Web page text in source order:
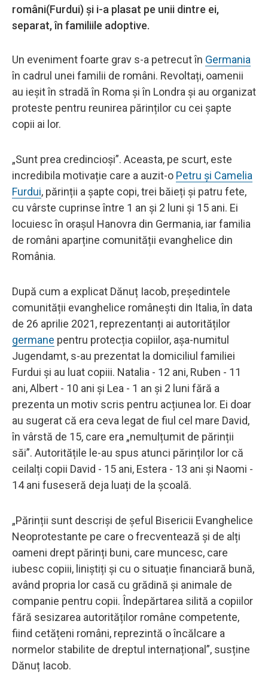
români(Furdui) și i-a plasat pe unii dintre ei,
separat, în familiile adoptive.
Un eveniment foarte grav s-a petrecut în Germania
în cadrul unei familii de români. Revoltați, oamenii
au ieșit în stradă în Roma și în Londra și au organizat
proteste pentru reunirea părinților cu cei șapte
copii ai lor.
„Sunt prea credincioși”. Aceasta, pe scurt, este
incredibila motivație care a auzit-o Petru și Camelia
Furdui, părinții a șapte copi, trei băieți și patru fete,
cu vârste cuprinse între 1 an și 2 luni și 15 ani. Ei
locuiesc în orașul Hanovra din Germania, iar familia
de români aparține comunității evanghelice din
România.
După cum a explicat Dănuț Iacob, președintele
comunității evanghelice românești din Italia, în data
de 26 aprilie 2021, reprezentanți ai autorităților
germane pentru protecția copiilor, așa-numitul
Jugendamt, s-au prezentat la domiciliul familiei
Furdui și au luat copiii. Natalia - 12 ani, Ruben - 11
ani, Albert - 10 ani și Lea - 1 an și 2 luni fără a
prezenta un motiv scris pentru acțiunea lor. Ei doar
au sugerat că era ceva legat de fiul cel mare David,
în vârstă de 15, care era „nemulțumit de părinții
săi”. Autoritățile le-au spus atunci părinților lor că
ceilalți copii David - 15 ani, Estera - 13 ani și Naomi -
14 ani fuseseră deja luați de la școală.
„Părinții sunt descriși de șeful Bisericii Evanghelice
Neoprotestante pe care o frecventează și de alți
oameni drept părinți buni, care muncesc, care
iubesc copiii, liniștiți și cu o situație financiară bună,
având propria lor casă cu grădină și animale de
companie pentru copii. Îndepărtarea silită a copiilor
fără sesizarea autorităților române competente,
fiind cetățeni români, reprezintă o încălcare a
normelor stabilite de dreptul internațional”, susține
Dănuț Iacob.